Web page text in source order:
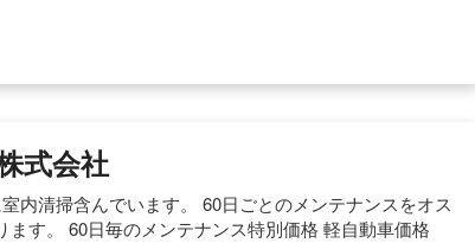
式会社
内清掃含んでいます。 60日ごとのメンテナンスをオス
す。 60日毎のメンテナンス特別価格 軽自動車価格